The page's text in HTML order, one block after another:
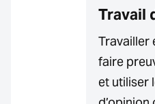
Travail
Travailler
faire
et utiliser